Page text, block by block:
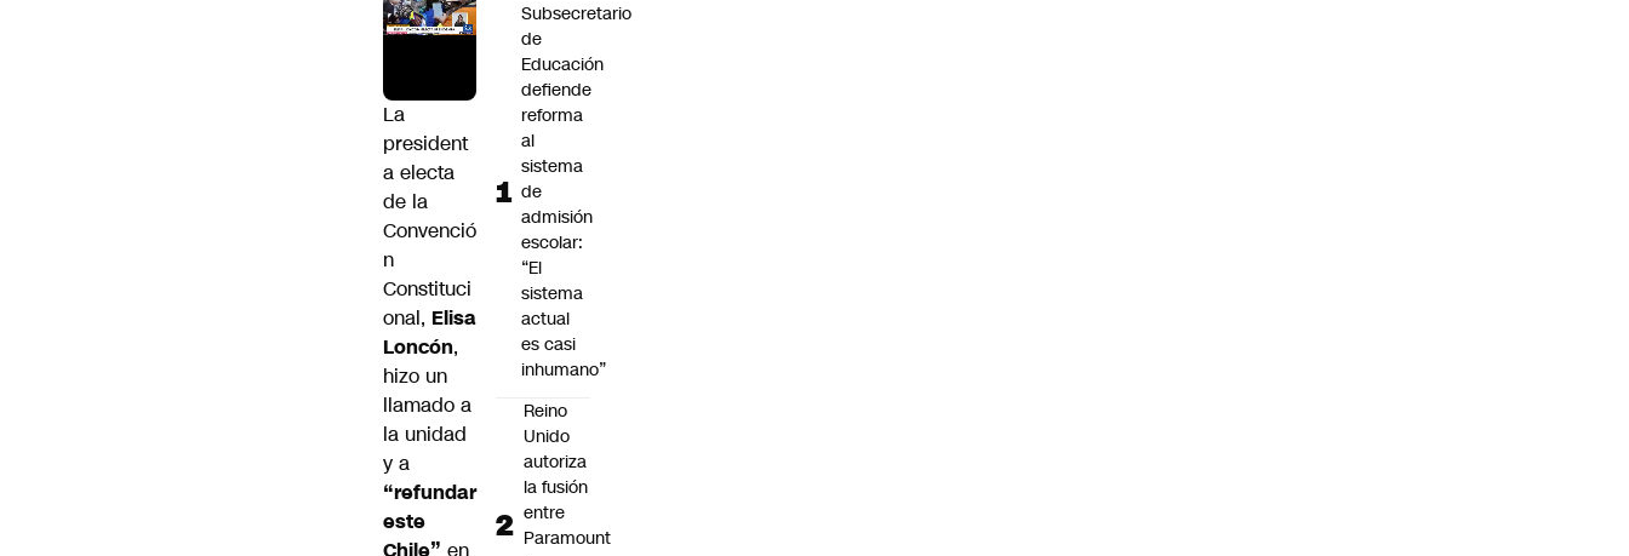
La
president
a electa
de la
Convenció
n
Constituci
onal, Elisa
Loncón,
hizo un
llamado a
la unidad
y a
“refundar
este
Subsecretario
de
Educación
defiende
reforma
al
sistema
de
admisión
escolar:
“El
sistema
actual
es casi
inhumano”
Reino
Unido
autoriza
la fusión
entre
Paramount